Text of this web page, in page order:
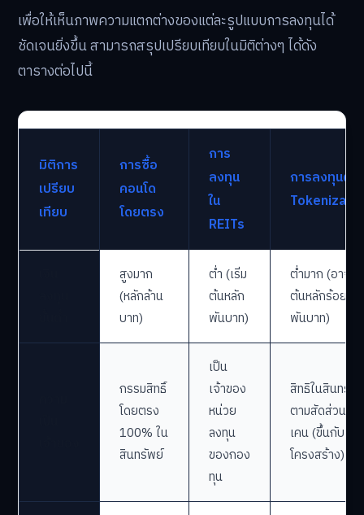
เพื่อให้เห็นภาพความแตกต่างของแต่ละรูปแบบการลงทุนได้
ชัดเจนยิ่งขึ้น สามารถสรุปเปรียบเทียบในมิติต่างๆ ได้ดัง
ตารางต่อไปนี้
มิติการ
เปรียบ
เทียบ
การซื้อ
คอนโด
โดยตรง
การ
ลงทุน
ใน
REITs
การลงทุนผ่า
สูงมาก
(หลักล้าน
บาท)
ต่ำ (เริ่ม
ต้นหลัก
พันบาท)
ต่ำมาก (อาจเ
ต้นหลักร้อยหรื
พันบาท)
กรรมสิทธิ์
โดยตรง
100% ใน
สินทรัพย์
เป็น
เจ้าของ
หน่วย
ลงทุน
ของกอง
ทุน
สิทธิในสินทรัพ
ตามสัดส่วนโท
เคน (ขึ้นกับ
โครงสร้าง)